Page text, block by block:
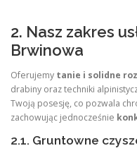
2. Nasz zakres
Brwinowa
Oferujemy tanie i solidne
drabiny oraz techniki
Twoją posesję, co pozwala
zachowując jednocześnie
2.1. Gruntowne